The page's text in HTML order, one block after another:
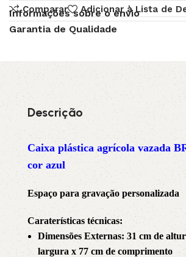
Comparar
Adicionar à Lista de
Informações sobre o envio
Garantia de Qualidade
Descrição
Caixa plástica agrícola vazada
cor azul
Espaço para gravação personalizada
Caraterísticas técnicas:
Dimensões Externas: 31 cm de
largura x 77 cm de comprimento